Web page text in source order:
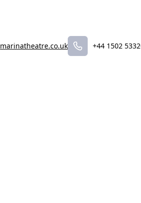
marinatheatre.co.uk +44 1502